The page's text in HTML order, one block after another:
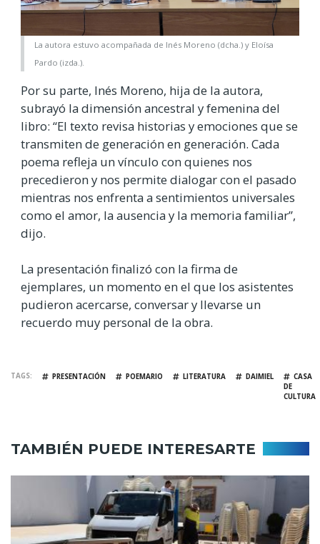
La autora estuvo acompañada de Inés Moreno (dcha.) y Eloísa
Pardo (izda.).
Por su parte, Inés Moreno, hija de la autora,
subrayó la dimensión ancestral y femenina del
libro: “El texto revisa historias y emociones que se
transmiten de generación en generación. Cada
poema refleja un vínculo con quienes nos
precedieron y nos permite dialogar con el pasado
mientras nos enfrenta a sentimientos universales
como el amor, la ausencia y la memoria familiar”,
dijo.
La presentación finalizó con la firma de
ejemplares, un momento en el que los asistentes
pudieron acercarse, conversar y llevarse un
recuerdo muy personal de la obra.
TAGS PRESENTACIÓN POEMARIO LITERATURA DAIMIEL
CASA
DE
CULTURA
TAMBIÉN PUEDE INTERESARTE